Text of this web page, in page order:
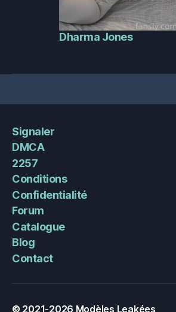
Dharma Jones
Signaler
DMCA
2257
Conditions
Confidentialité
Forum
Catalogue
Blog
Contact
© 2021-2026 Modèles Leakées